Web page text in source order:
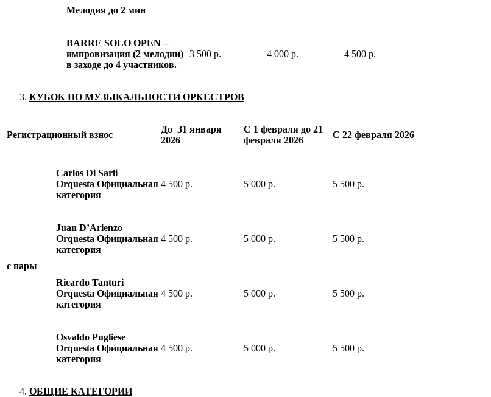
Мелодия до 2 мин
BARRE SOLO OPEN –
импровизация (2 мелодии)
в заходе до 4 участников.
3 500 р. 4 000 р. 4 500 р.
КУБОК ПО МУЗЫКАЛЬНОСТИ ОРКЕСТРОВ
Регистрационный взнос
До 31 января
2026
С 1 февраля до 21
февраля 2026
С 22 февраля 2026
с пары
Carlos Di Sarli
Orquesta Официальная
категория
4 500 р. 5 000 р. 5 500 р.
Juan D’Arienzo
Orquesta Официальная
категория
4 500 р. 5 000 р. 5 500 р.
Ricardo Tanturi
Orquesta Официальная
категория
4 500 р. 5 000 р. 5 500 р.
Osvaldo Pugliese
Orquesta Официальная
категория
4 500 р. 5 000 р. 5 500 р.
ОБЩИЕ КАТЕГОРИИ